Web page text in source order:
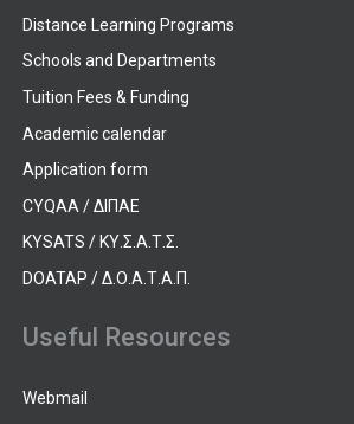
Distance Learning Programs
Schools and Departments
Tuition Fees & Funding
Academic calendar
Application form
CYQAA / ΔΙΠΑΕ
KYSATS / ΚΥ.Σ.Α.Τ.Σ.
DOATAP / Δ.Ο.Α.Τ.Α.Π.
Useful Resources
Webmail